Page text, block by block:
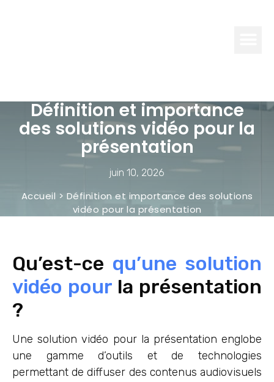
Définition et importance
des solutions vidéo pour la
présentation
juin 10, 2026
Accueil > Définition et importance des solutions
vidéo pour la présentation
Qu’est-ce qu’une solution
vidéo pour la présentation
?
Une solution vidéo pour la présentation englobe
une gamme d’outils et de technologies
permettant de diffuser des contenus audiovisuels